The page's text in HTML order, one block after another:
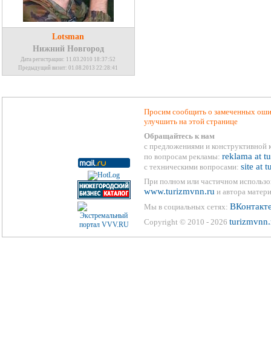
Lotsman
Нижний Новгород
Дата регистрации: 11.03.2010 18:37:52
Предыдущий визит: 01.08.2013 22:28:41
Просим сообщить о замеченных
улучшить на этой странице
Обращайтесь к нам
с предложениями и конструктивной
по вопросам рекламы: reklama at
с техническими вопросами: site at
При полном или частичном
www.turizmvnn.ru и автора
Мы в социальных сетях:
Copyright © 2010 - 2026